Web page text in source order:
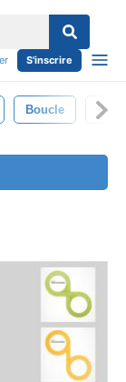
S'inscrire
Boucle